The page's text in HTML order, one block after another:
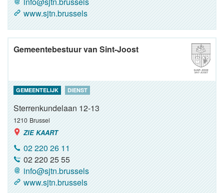
www.sjtn.brussels
Gemeentebestuur van Sint-Joost
GEMEENTELIJK DIENST
Sterrenkundelaan 12-13
1210 Brussel
ZIE KAART
02 220 26 11
02 220 25 55
info@sjtn.brussels
www.sjtn.brussels